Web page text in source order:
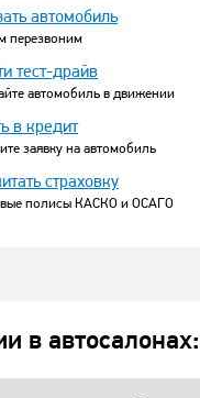
автомобиль
перезвоним
тест-драйв
автомобиль в движении
в кредит
заявку на автомобиль
страховку
полисы КАСКО и ОСАГО
в автосалонах: